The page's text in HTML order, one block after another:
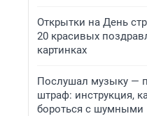
Открытки на День
20 красивых
картинках
Послушал музыку —
штраф: инструкция,
бороться с шумными